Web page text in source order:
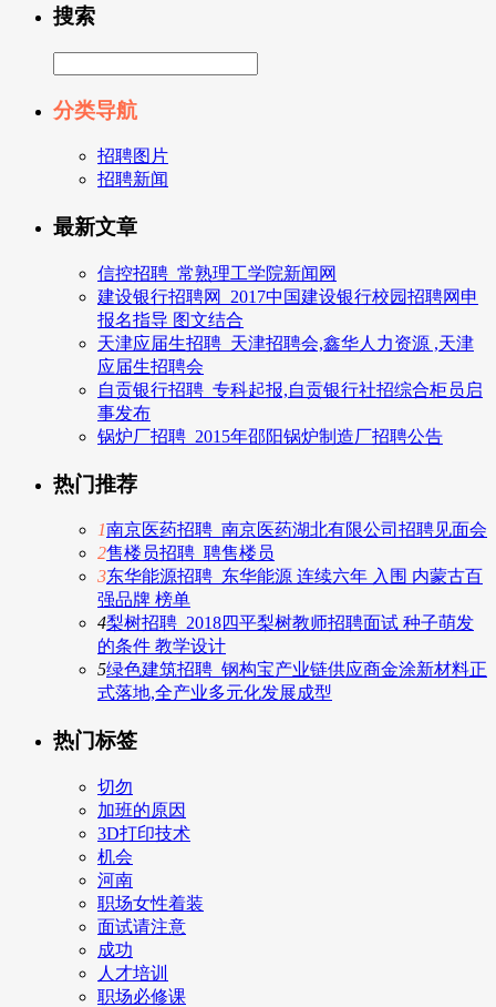
搜索
分类导航
招聘图片
招聘新闻
最新文章
信控招聘_常熟理工学院新闻网
建设银行招聘网_2017中国建设银行校园招聘网申
报名指导 图文结合
天津应届生招聘_天津招聘会,鑫华人力资源 ,天津
应届生招聘会
自贡银行招聘_专科起报,自贡银行社招综合柜员启
事发布
锅炉厂招聘_2015年邵阳锅炉制造厂招聘公告
热门推荐
1南京医药招聘_南京医药湖北有限公司招聘见面会
2售楼员招聘_聘售楼员
3东华能源招聘_东华能源 连续六年 入围 内蒙古百
强品牌 榜单
4梨树招聘_2018四平梨树教师招聘面试 种子萌发
的条件 教学设计
5绿色建筑招聘_钢构宝产业链供应商金涂新材料正
式落地,全产业多元化发展成型
热门标签
切勿
加班的原因
3D打印技术
机会
河南
职场女性着装
面试请注意
成功
人才培训
职场必修课